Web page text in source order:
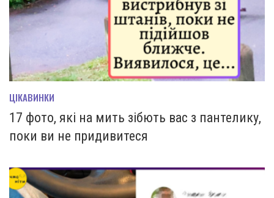
ЦІКАВИНКИ
17 фото, які на мить зiбють вас з пантелику,
поки ви не придивитеся